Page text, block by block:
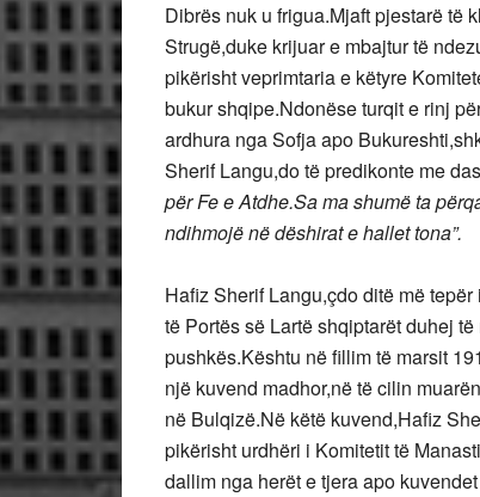
Dibrës nuk u frigua.Mjaft pjestarë të
Strugë,duke krijuar e mbajtur të
pikërisht veprimtaria e këtyre
bukur shqipe.Ndonëse turqit e rinj
ardhura nga Sofja apo
Sherif Langu,do të predikonte me
për Fe e Atdhe.Sa ma shumë ta
ndihmojë në dëshirat e hallet tona”.
Hafiz Sherif Langu,çdo ditë më
të Portës së Lartë shqiptarët duhej
pushkës.Kështu në fillim të marsit
një kuvend madhor,në të cilin
në Bulqizë.Në këtë kuvend,Hafiz
pikërisht urdhëri i Komitetit të
dallim nga herët e tjera apo